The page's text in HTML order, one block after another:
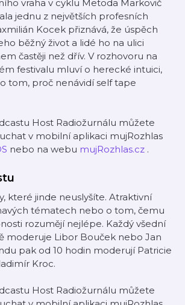
vraha v cyklu Metoda Markovič
jednu z největších profesních
Kocek přiznává, že úspěch
běžný život a lidé ho na ulici
častěji než dřív. V rozhovoru na
festivalu mluví o herecké intuici,
tom, proč nenávidí self tape
Host Radiožurnálu můžete
v mobilní aplikaci mujRozhlas
nebo na webu mujRozhlas.cz .
které jinde neuslyšíte. Atraktivní
tématech nebo o tom, čemu
rozumějí nejlépe. Každý všední
moderuje Libor Bouček nebo Jan
pak od 10 hodin moderují Patricie
Kroc.
Host Radiožurnálu můžete